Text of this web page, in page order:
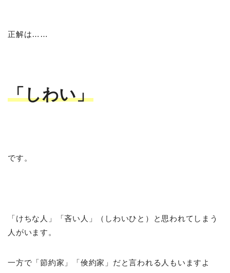
正解は……
「しわい」
です。
「けちな人」「吝い人」（しわいひと）と思われてしまう
人がいます。
一方で「節約家」「倹約家」だと言われる人もいますよ